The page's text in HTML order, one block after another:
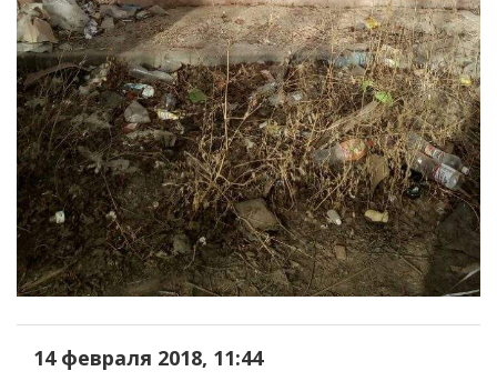
14 февраля 2018, 11:44